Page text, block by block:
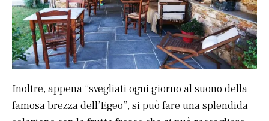
Inoltre, appena “svegliati ogni giorno al suono della
famosa brezza dell’Egeo”, si può fare una splendida